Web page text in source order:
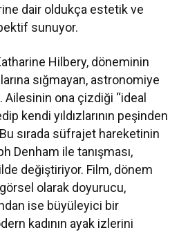
dair oldukça estetik ve
sunuyor.
Hilbery, döneminin
sığmayan, astronomiye
Ailesinin ona çizdiği “ideal
kendi yıldızlarının peşinden
sırada süfrajet hareketinin
Denham ile tanışması,
değiştiriyor. Film, dönem
olarak doyurucu,
ise büyüleyici bir
kadının ayak izlerini